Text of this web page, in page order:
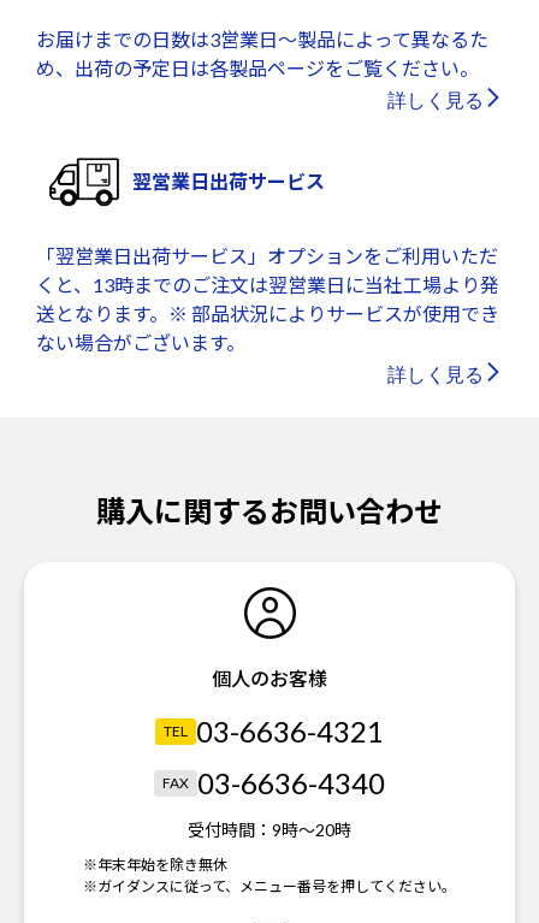
お届けまでの日数は3営業日～製品によって異なるた
め、出荷の予定日は各製品ページをご覧ください。
詳しく見る
翌営業日出荷サービス
「翌営業日出荷サービス」オプションをご利用いただ
くと、13時までのご注文は翌営業日に当社工場より発
送となります。※ 部品状況によりサービスが使用でき
ない場合がございます。
詳しく見る
購入に関するお問い合わせ
個人のお客様
TEL 03-6636-4321
FAX 03-6636-4340
受付時間： 9時～20時
※年末年始を除き無休
※ガイダンスに従って、メニュー番号を押してください。